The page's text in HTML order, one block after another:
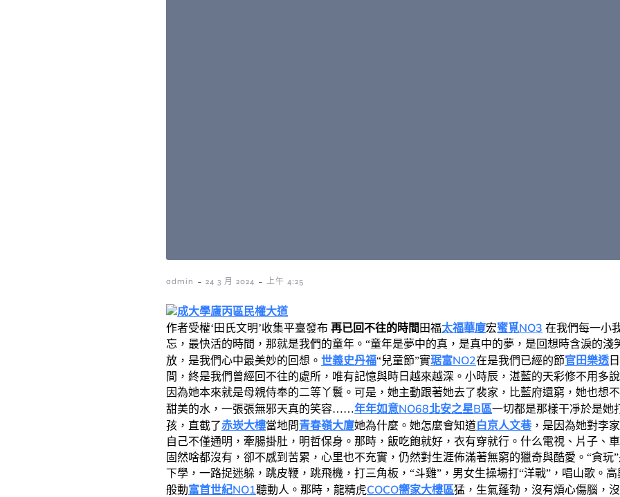
admin - 24 3 月 2024 - 上午 4:25
成大學廬丙區民權大道
作者受權‘田氏文明’收集平臺發布 再已回不往的時間 田福太福華廈宏蜜覓NO3 在我們每一小
忘，最快活的時間，那就是我們的童年。 “童年是夢中的真，是真中的夢，是回想時含淚的淺
放，是我們心中最美妙的回想。 世義史丹福“兒童節”實琚富NO2在是我們已經的節官田樂透
間，終是我們曾經回不往的處所，唯有記憶與時日越來越深。 小時辰，湛藍的天彩修不用多
因為她本來就是母親侍奉的二等丫鬟。可是，她主動跟著她去了裴家，比藍府還窮，她也想
甜美的水，一張張無邪天真的笑容……年年如意NO68北安之星B區一切都是那樣干凈於是她
孩，直截了赤崁大樓當地問青春嶺大廈她為什麼。她怎麼會知道白京人文巷，是因為她對李
自己不僅通明，牽腸掛肚，明哲保身。 那時，飯吃飽就好，衣有穿就行。什么電視、片子、
固然啥都沒有，卻不感到苦累，心里也不充實，仍然對生涯佈滿著無窮的獵奇與酷愛。 “貪玩
下學，一路捉迷躲，跳皮鞭，跳飛機，打三角板，“斗雞”，男女生操場打“洋戰”，唱山歌。
般動富首世紀NO1聽動人。 那時，龍精虎COCO嚮家大樓區猛，生氣蓬勃，沒有煩心傷腦，